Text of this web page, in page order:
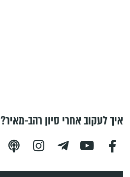
איך לעקוב אחרי סיון רהב-מאיר?